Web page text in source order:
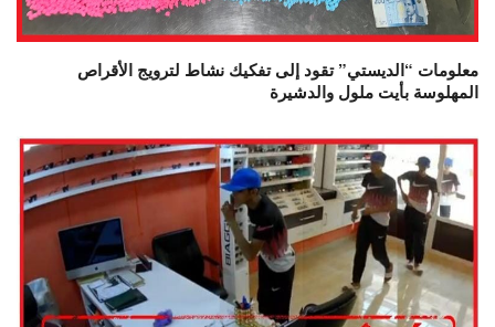
معلومات “الديستي” تقود إلى تفكيك نشاط لترويج الأقراص
المهلوسة بأيت ملول والدشيرة